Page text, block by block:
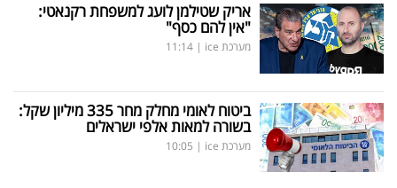
אריק שטילמן לועג למשפחת רקנאטי:
"אין להם כסף"
מערכת ice |
11:14
ביטוח לאומי מחלק מחר 335 מיליון שקל:
בשורה למאות אלפי ישראלים
מערכת ice |
10:05